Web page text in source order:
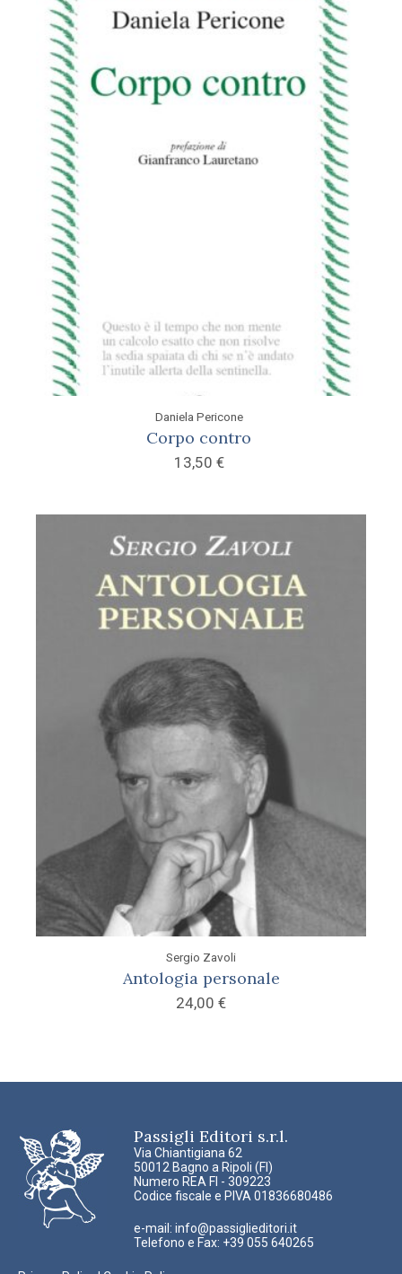
Daniela Pericone
Corpo contro
13,50 €
Sergio Zavoli
Antologia personale
24,00 €
Passigli Editori s.r.l.
Via Chiantigiana 62
50012 Bagno a Ripoli (FI)
Numero REA FI - 309223
Codice fiscale e PIVA 01836680486
e-mail: info@passiglieditori.it
Telefono e Fax: +39 055 640265